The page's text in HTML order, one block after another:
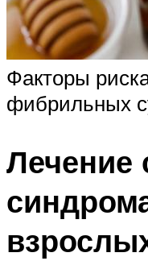
Факторы
фибрильных
Лечение